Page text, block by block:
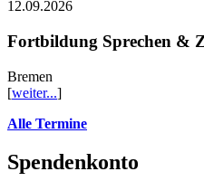
12.09.2026
Fortbildung Sprechen &
Bremen
[weiter...]
Alle Termine
Spendenkonto